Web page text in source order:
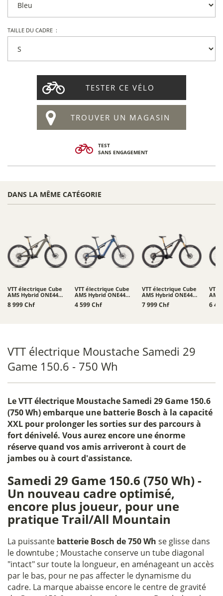
TAILLE DU CADRE :
TESTER CE VÉLO
TROUVER UN MAGASIN
TEST
SANS ENGAGEMENT
DANS LA MÊME CATÉGORIE
VTT électrique Cube
AMS Hybrid ONE44
C:68X Super TM 400X
29
8 999 Chf
VTT électrique Cube
AMS Hybrid ONE44
C:68X SLX 400X 29
4 599 Chf
VTT électrique Cube
AMS Hybrid ONE44
C:68X SLT 400X 29
7 999 Chf
VTT
AMS
6
VTT électrique Moustache Samedi 29
Game 150.6 - 750 Wh
LeVTT électrique Moustache Samedi 29 Game 150.6
(750 Wh)embarque une batterie Bosch à la capacité
XXL pour prolonger les sorties sur des parcours à
fort dénivelé. Vous aurez encore une énorme
réserve quand vos amis arriveront à court de
jambes ou à court d'assistance.
Samedi 29 Game 150.6 (750 Wh) -
Un nouveau cadre optimisé,
encore plus joueur, pour une
pratique Trail/All Mountain
La puissante batterie Bosch de 750 Wh se glisse dans
le downtube ; Moustache conserve un tube diagonal
"intact" sur toute la longueur, en aménageant un accès
par le bas, pour ne pas affecter le dynamisme du
cadre. La marque abaisse encore le centre de gravité